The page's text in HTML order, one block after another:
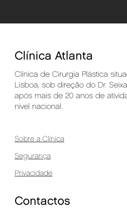
Clínica Atlanta
Clínica de Cirurgia Plástica
Lisboa, sob direção do Dr.
após mais de 20 anos de
nível nacional.
Sobre a Clínica
Segurança
Privacidade
Contactos